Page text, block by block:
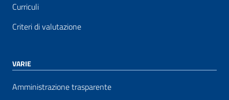
Curriculi
Criteri di valutazione
VARIE
Amministrazione trasparente